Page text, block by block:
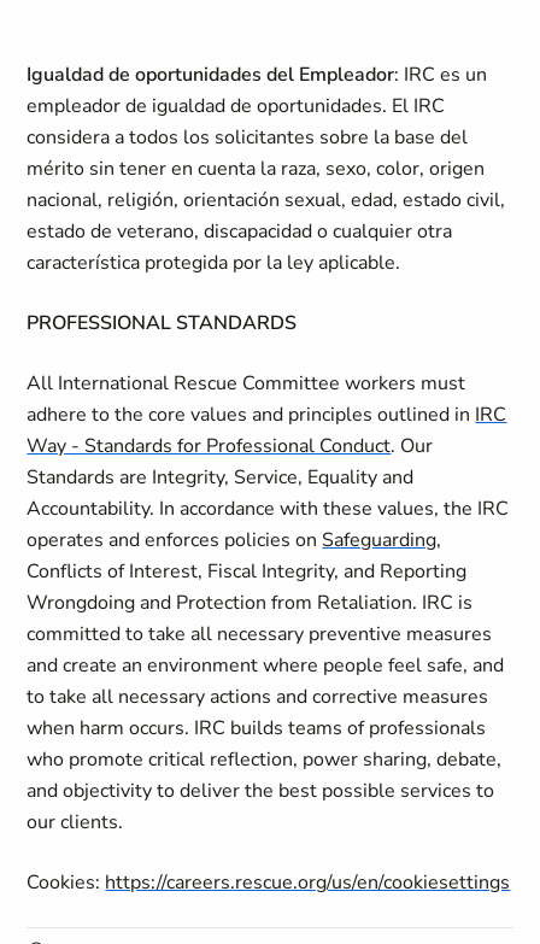
Igualdad de oportunidades del Empleador: IRC es un
empleador de igualdad de oportunidades. El IRC
considera a todos los solicitantes sobre la base del
mérito sin tener en cuenta la raza, sexo, color, origen
nacional, religión, orientación sexual, edad, estado civil,
estado de veterano, discapacidad o cualquier otra
característica protegida por la ley aplicable.
PROFESSIONAL STANDARDS
All International Rescue Committee workers must
adhere to the core values and principles outlined in IRC
Way - Standards for Professional Conduct. Our
Standards are Integrity, Service, Equality and
Accountability. In accordance with these values, the IRC
operates and enforces policies on Safeguarding,
Conflicts of Interest, Fiscal Integrity, and Reporting
Wrongdoing and Protection from Retaliation. IRC is
committed to take all necessary preventive measures
and create an environment where people feel safe, and
to take all necessary actions and corrective measures
when harm occurs. IRC builds teams of professionals
who promote critical reflection, power sharing, debate,
and objectivity to deliver the best possible services to
our clients.
Cookies: https://careers.rescue.org/us/en/cookiesettings